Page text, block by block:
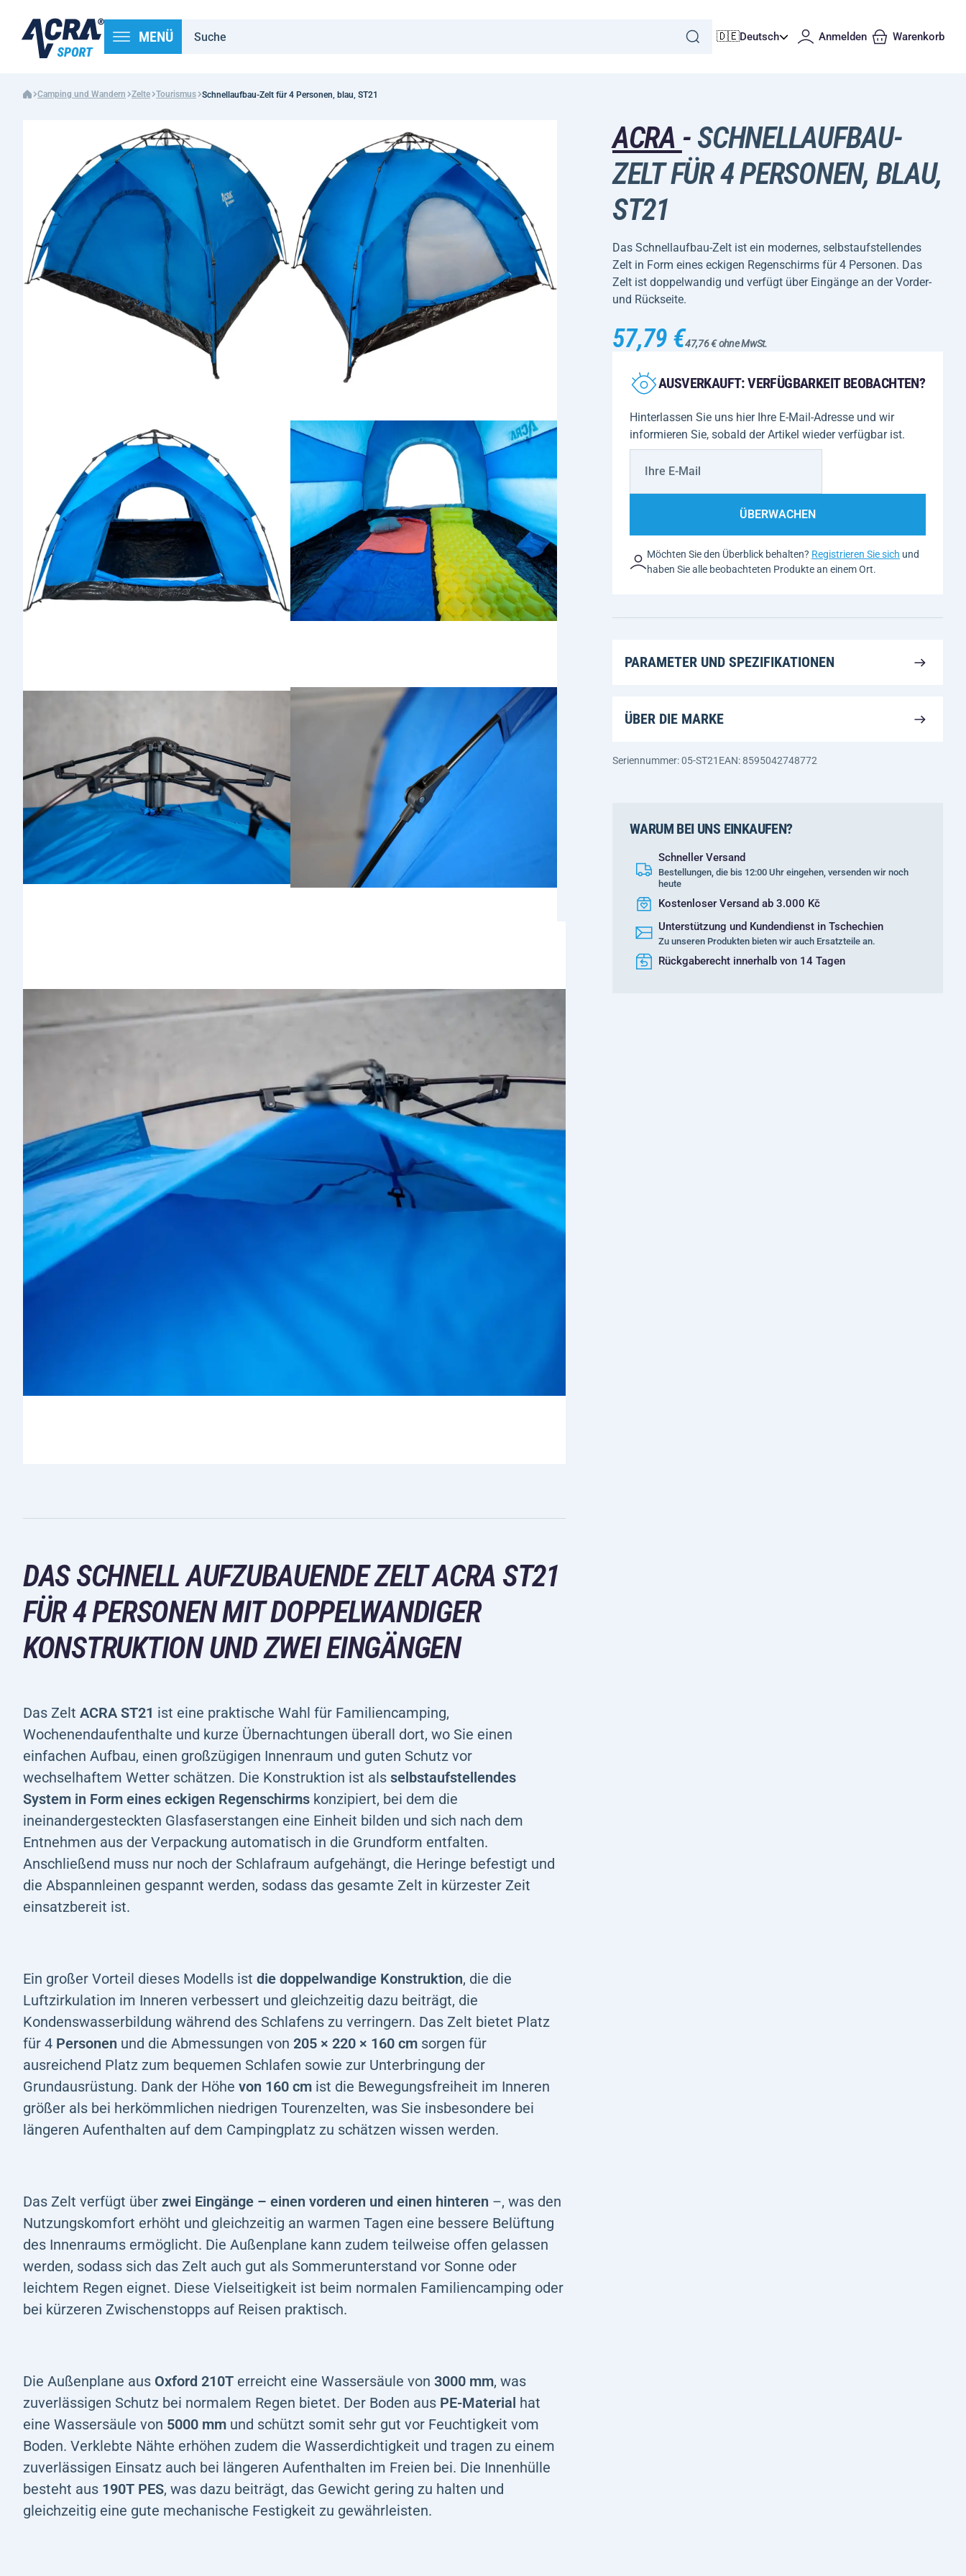
MENÜ 🇩🇪Deutsch Anmelden Warenkorb
Camping und Wandern Zelte Tourismus Schnellaufbau-Zelt für 4 Personen, blau, ST21
ACRA - SCHNELLAUFBAU-
ZELT FÜR 4 PERSONEN, BLAU,
ST21
Das Schnellaufbau-Zelt ist ein modernes, selbstaufstellendes
Zelt in Form eines eckigen Regenschirms für 4 Personen. Das
Zelt ist doppelwandig und verfügt über Eingänge an der Vorder-
und Rückseite.
57,79 €47,76 € ohne MwSt.
AUSVERKAUFT: VERFÜGBARKEIT BEOBACHTEN?
Hinterlassen Sie uns hier Ihre E-Mail-Adresse und wir
informieren Sie, sobald der Artikel wieder verfügbar ist.
ÜBERWACHEN
Möchten Sie den Überblick behalten? Registrieren Sie sich und
haben Sie alle beobachteten Produkte an einem Ort.
PARAMETER UND SPEZIFIKATIONEN
ÜBER DIE MARKE
Seriennummer: 05-ST21 EAN: 8595042748772
WARUM BEI UNS EINKAUFEN?
Schneller Versand
Bestellungen, die bis 12:00 Uhr eingehen, versenden wir noch
heute
Kostenloser Versand ab 3.000 Kč
Unterstützung und Kundendienst in Tschechien
Zu unseren Produkten bieten wir auch Ersatzteile an.
Rückgaberecht innerhalb von 14 Tagen
DAS SCHNELL AUFZUBAUENDE ZELT ACRA ST21
FÜR 4 PERSONEN MIT DOPPELWANDIGER
KONSTRUKTION UND ZWEI EINGÄNGEN
Das Zelt ACRA ST21 ist eine praktische Wahl für Familiencamping,
Wochenendaufenthalte und kurze Übernachtungen überall dort, wo Sie einen
einfachen Aufbau, einen großzügigen Innenraum und guten Schutz vor
wechselhaftem Wetter schätzen. Die Konstruktion ist als selbstaufstellendes
System in Form eines eckigen Regenschirms konzipiert, bei dem die
ineinandergesteckten Glasfaserstangen eine Einheit bilden und sich nach dem
Entnehmen aus der Verpackung automatisch in die Grundform entfalten.
Anschließend muss nur noch der Schlafraum aufgehängt, die Heringe befestigt und
die Abspannleinen gespannt werden, sodass das gesamte Zelt in kürzester Zeit
einsatzbereit ist.
Ein großer Vorteil dieses Modells ist die doppelwandige Konstruktion, die die
Luftzirkulation im Inneren verbessert und gleichzeitig dazu beiträgt, die
Kondenswasserbildung während des Schlafens zu verringern. Das Zelt bietet Platz
für 4 Personen und die Abmessungen von 205 × 220 × 160 cm sorgen für
ausreichend Platz zum bequemen Schlafen sowie zur Unterbringung der
Grundausrüstung. Dank der Höhe von 160 cm ist die Bewegungsfreiheit im Inneren
größer als bei herkömmlichen niedrigen Tourenzelten, was Sie insbesondere bei
längeren Aufenthalten auf dem Campingplatz zu schätzen wissen werden.
Das Zelt verfügt über zwei Eingänge – einen vorderen und einen hinteren –, was den
Nutzungskomfort erhöht und gleichzeitig an warmen Tagen eine bessere Belüftung
des Innenraums ermöglicht. Die Außenplane kann zudem teilweise offen gelassen
werden, sodass sich das Zelt auch gut als Sommerunterstand vor Sonne oder
leichtem Regen eignet. Diese Vielseitigkeit ist beim normalen Familiencamping oder
bei kürzeren Zwischenstopps auf Reisen praktisch.
Die Außenplane aus Oxford 210T erreicht eine Wassersäule von 3000 mm, was
zuverlässigen Schutz bei normalem Regen bietet. Der Boden aus PE-Material hat
eine Wassersäule von 5000 mm und schützt somit sehr gut vor Feuchtigkeit vom
Boden. Verklebte Nähte erhöhen zudem die Wasserdichtigkeit und tragen zu einem
zuverlässigen Einsatz auch bei längeren Aufenthalten im Freien bei. Die Innenhülle
besteht aus 190T PES, was dazu beiträgt, das Gewicht gering zu halten und
gleichzeitig eine gute mechanische Festigkeit zu gewährleisten.